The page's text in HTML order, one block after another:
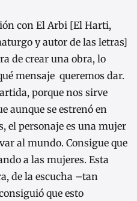
con El Arbi [El Harti,
y autor de las letras]
de crear una obra, lo
mensaje queremos dar.
porque nos sirve
aunque se estrenó en
el personaje es una mujer
al mundo. Consigue que
a las mujeres. Esta
de la escucha –tan
que esto